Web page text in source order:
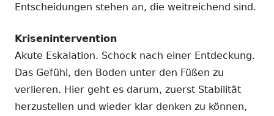
Entscheidungen stehen an, die weitreichend sind.
Krisenintervention
Akute Eskalation. Schock nach einer Entdeckung.
Das Gefühl, den Boden unter den Füßen zu
verlieren. Hier geht es darum, zuerst Stabilität
herzustellen und wieder klar denken zu können,